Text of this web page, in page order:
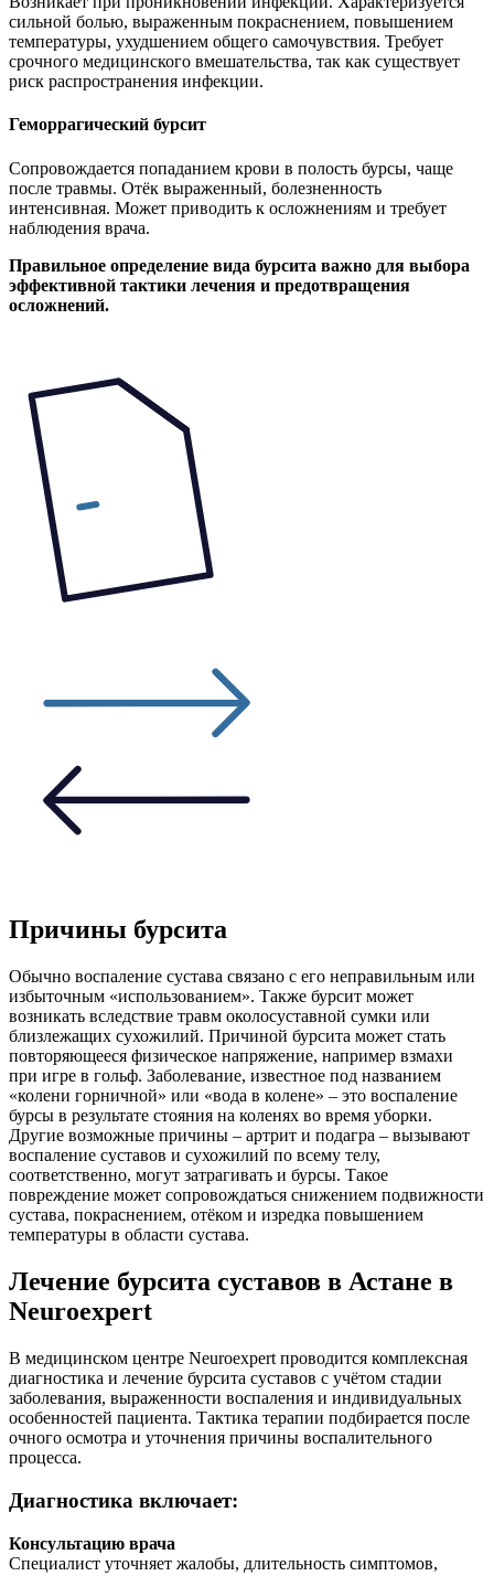
сильной болью, выраженным покраснением, повышением
температуры, ухудшением общего самочувствия. Требует
срочного медицинского вмешательства, так как существует
риск распространения инфекции.
Геморрагический бурсит
Сопровождается попаданием крови в полость бурсы, чаще
после травмы. Отёк выраженный, болезненность
интенсивная. Может приводить к осложнениям и требует
наблюдения врача.
Правильное определение вида бурсита важно для выбора
эффективной тактики лечения и предотвращения
осложнений.
Причины бурсита
Обычно воспаление сустава связано с его неправильным или
избыточным «использованием». Также бурсит может
возникать вследствие травм околосуставной сумки или
близлежащих сухожилий. Причиной бурсита может стать
повторяющееся физическое напряжение, например взмахи
при игре в гольф. Заболевание, известное под названием
«колени горничной» или «вода в колене» – это воспаление
бурсы в результате стояния на коленях во время уборки.
Другие возможные причины – артрит и подагра – вызывают
воспаление суставов и сухожилий по всему телу,
соответственно, могут затрагивать и бурсы. Такое
повреждение может сопровождаться снижением подвижности
сустава, покраснением, отёком и изредка повышением
температуры в области сустава.
Лечение бурсита суставов в Астане в
Neuroexpert
В медицинском центре Neuroexpert проводится комплексная
диагностика и лечение бурсита суставов с учётом стадии
заболевания, выраженности воспаления и индивидуальных
особенностей пациента. Тактика терапии подбирается после
очного осмотра и уточнения причины воспалительного
процесса.
Диагностика включает:
Консультацию врача
Специалист уточняет жалобы, длительность симптомов,